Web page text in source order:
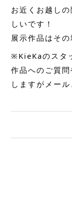
お近くお越し
しいです！
展示作品はそ
※KieKaのスタ
作品へのご質
しますがメー